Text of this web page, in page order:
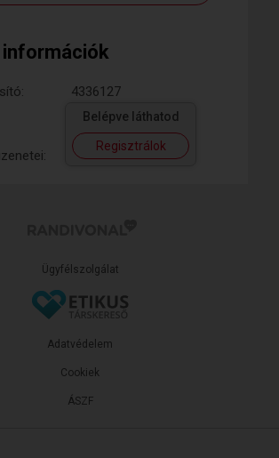
információk
4336127
Belépve láthatod
Regisztrálok
Ügyfélszolgálat
ÁSZF
Adatvédelem
Cookiek